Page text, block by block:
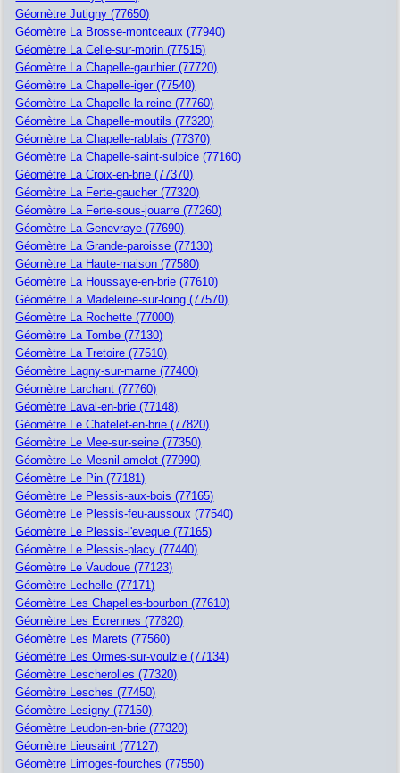
Géomètre Jutigny (77650)
Géomètre La Brosse-montceaux (77940)
Géomètre La Celle-sur-morin (77515)
Géomètre La Chapelle-gauthier (77720)
Géomètre La Chapelle-iger (77540)
Géomètre La Chapelle-la-reine (77760)
Géomètre La Chapelle-moutils (77320)
Géomètre La Chapelle-rablais (77370)
Géomètre La Chapelle-saint-sulpice (77160)
Géomètre La Croix-en-brie (77370)
Géomètre La Ferte-gaucher (77320)
Géomètre La Ferte-sous-jouarre (77260)
Géomètre La Genevraye (77690)
Géomètre La Grande-paroisse (77130)
Géomètre La Haute-maison (77580)
Géomètre La Houssaye-en-brie (77610)
Géomètre La Madeleine-sur-loing (77570)
Géomètre La Rochette (77000)
Géomètre La Tombe (77130)
Géomètre La Tretoire (77510)
Géomètre Lagny-sur-marne (77400)
Géomètre Larchant (77760)
Géomètre Laval-en-brie (77148)
Géomètre Le Chatelet-en-brie (77820)
Géomètre Le Mee-sur-seine (77350)
Géomètre Le Mesnil-amelot (77990)
Géomètre Le Pin (77181)
Géomètre Le Plessis-aux-bois (77165)
Géomètre Le Plessis-feu-aussoux (77540)
Géomètre Le Plessis-l'eveque (77165)
Géomètre Le Plessis-placy (77440)
Géomètre Le Vaudoue (77123)
Géomètre Lechelle (77171)
Géomètre Les Chapelles-bourbon (77610)
Géomètre Les Ecrennes (77820)
Géomètre Les Marets (77560)
Géomètre Les Ormes-sur-voulzie (77134)
Géomètre Lescherolles (77320)
Géomètre Lesches (77450)
Géomètre Lesigny (77150)
Géomètre Leudon-en-brie (77320)
Géomètre Lieusaint (77127)
Géomètre Limoges-fourches (77550)